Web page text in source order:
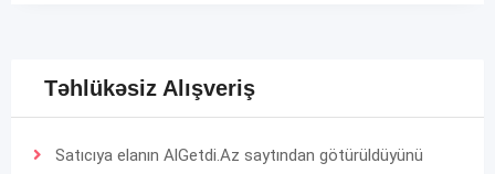
Təhlükəsiz Alışveriş
Satıcıya elanın AlGetdi.Az saytından götürüldüyünü